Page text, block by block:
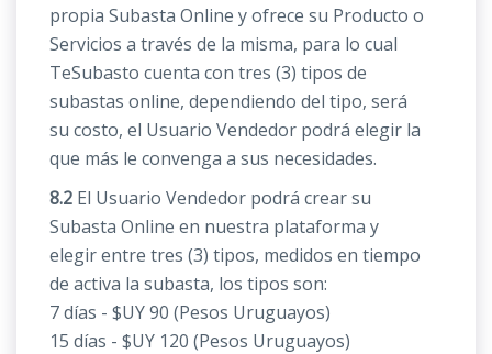
propia Subasta Online y ofrece su Producto o
Servicios a través de la misma, para lo cual
TeSubasto cuenta con tres (3) tipos de
subastas online, dependiendo del tipo, será
su costo, el Usuario Vendedor podrá elegir la
que más le convenga a sus necesidades.
8.2 El Usuario Vendedor podrá crear su
Subasta Online en nuestra plataforma y
elegir entre tres (3) tipos, medidos en tiempo
de activa la subasta, los tipos son:
7 días - $UY 90 (Pesos Uruguayos)
15 días - $UY 120 (Pesos Uruguayos)